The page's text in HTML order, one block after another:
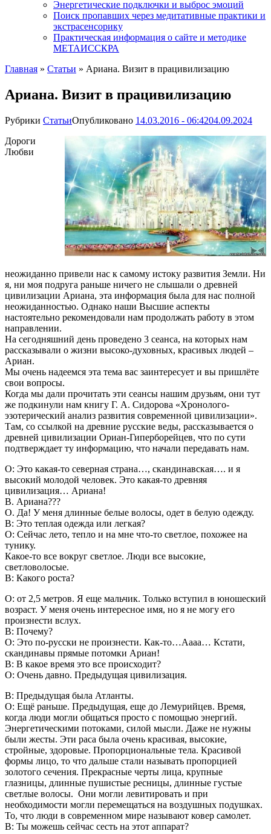
Энергетические подключки и выброс эмоций
Поиск пропавших через медитативные практики и
экстрасенсорику
Практическая информация о сайте и методике
МЕТАИССКРА
Главная » Статьи » Ариана. Визит в працивилизацию
Ариана. Визит в працивилизацию
Рубрики СтатьиОпубликовано 14.03.2016 - 06:4204.09.2024
Дороги
Любви
неожиданно привели нас к самому истоку развития Земли. Ни
я, ни моя подруга раньше ничего не слышали о древней
цивилизации Ариана, эта информация была для нас полной
неожиданностью. Однако наши Высшие аспекты
настоятельно рекомендовали нам продолжать работу в этом
направлении.
На сегодняшний день проведено 3 сеанса, на которых нам
рассказывали о жизни высоко-духовных, красивых людей –
Ариан.
Мы очень надеемся эта тема вас заинтересует и вы пришлёте
свои вопросы.
Когда мы дали прочитать эти сеансы нашим друзьям, они тут
же подкинули нам книгу Г. А. Сидорова «Хронолого-
эзотерический анализ развития современной цивилизации».
Там, со ссылкой на древние русские веды, рассказывается о
древней цивилизации Ориан-Гиперборейцев, что по сути
подтверждает ту информацию, что начали передавать нам.
О: Это какая-то северная страна…, скандинавская…. и я
высокий молодой человек. Это какая-то древняя
цивилизация… Ариана!
В. Ариана???
О. Да! У меня длинные белые волосы, одет в белую одежду.
В: Это теплая одежда или легкая?
О: Сейчас лето, тепло и на мне что-то светлое, похожее на
тунику.
Какое-то все вокруг светлое. Люди все высокие,
светловолосые.
В: Какого роста?
О: от 2,5 метров. Я еще мальчик. Только вступил в юношеский
возраст. У меня очень интересное имя, но я не могу его
произнести вслух.
В: Почему?
О: Это по-русски не произнести. Как-то…Аааа… Кстати,
скандинавы прямые потомки Ариан!
В: В какое время это все происходит?
О: Очень давно. Предыдущая цивилизация.
В: Предыдущая была Атланты.
О: Ещё раньше. Предыдущая, еще до Лемурийцев. Время,
когда люди могли общаться просто с помощью энергий.
Энергетическими потоками, силой мысли. Даже не нужны
были жесты. Эти раса была очень красивая, высокие,
стройные, здоровые. Пропорциональные тела. Красивой
формы лицо, то что дальше стали называть пропорцией
золотого сечения. Прекрасные черты лица, крупные
глазницы, длинные пушистые ресницы, длинные густые
светлые волосы. Они могли левитировать и при
необходимости могли перемещаться на воздушных подушках.
То, что люди в современном мире называют ковер самолет.
В: Ты можешь сейчас сесть на этот аппарат?